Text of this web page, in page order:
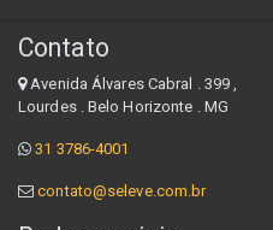
Contato
Avenida Álvares Cabral . 399 ,
Lourdes . Belo Horizonte . MG
31 3786-4001
contato@seleve.com.br